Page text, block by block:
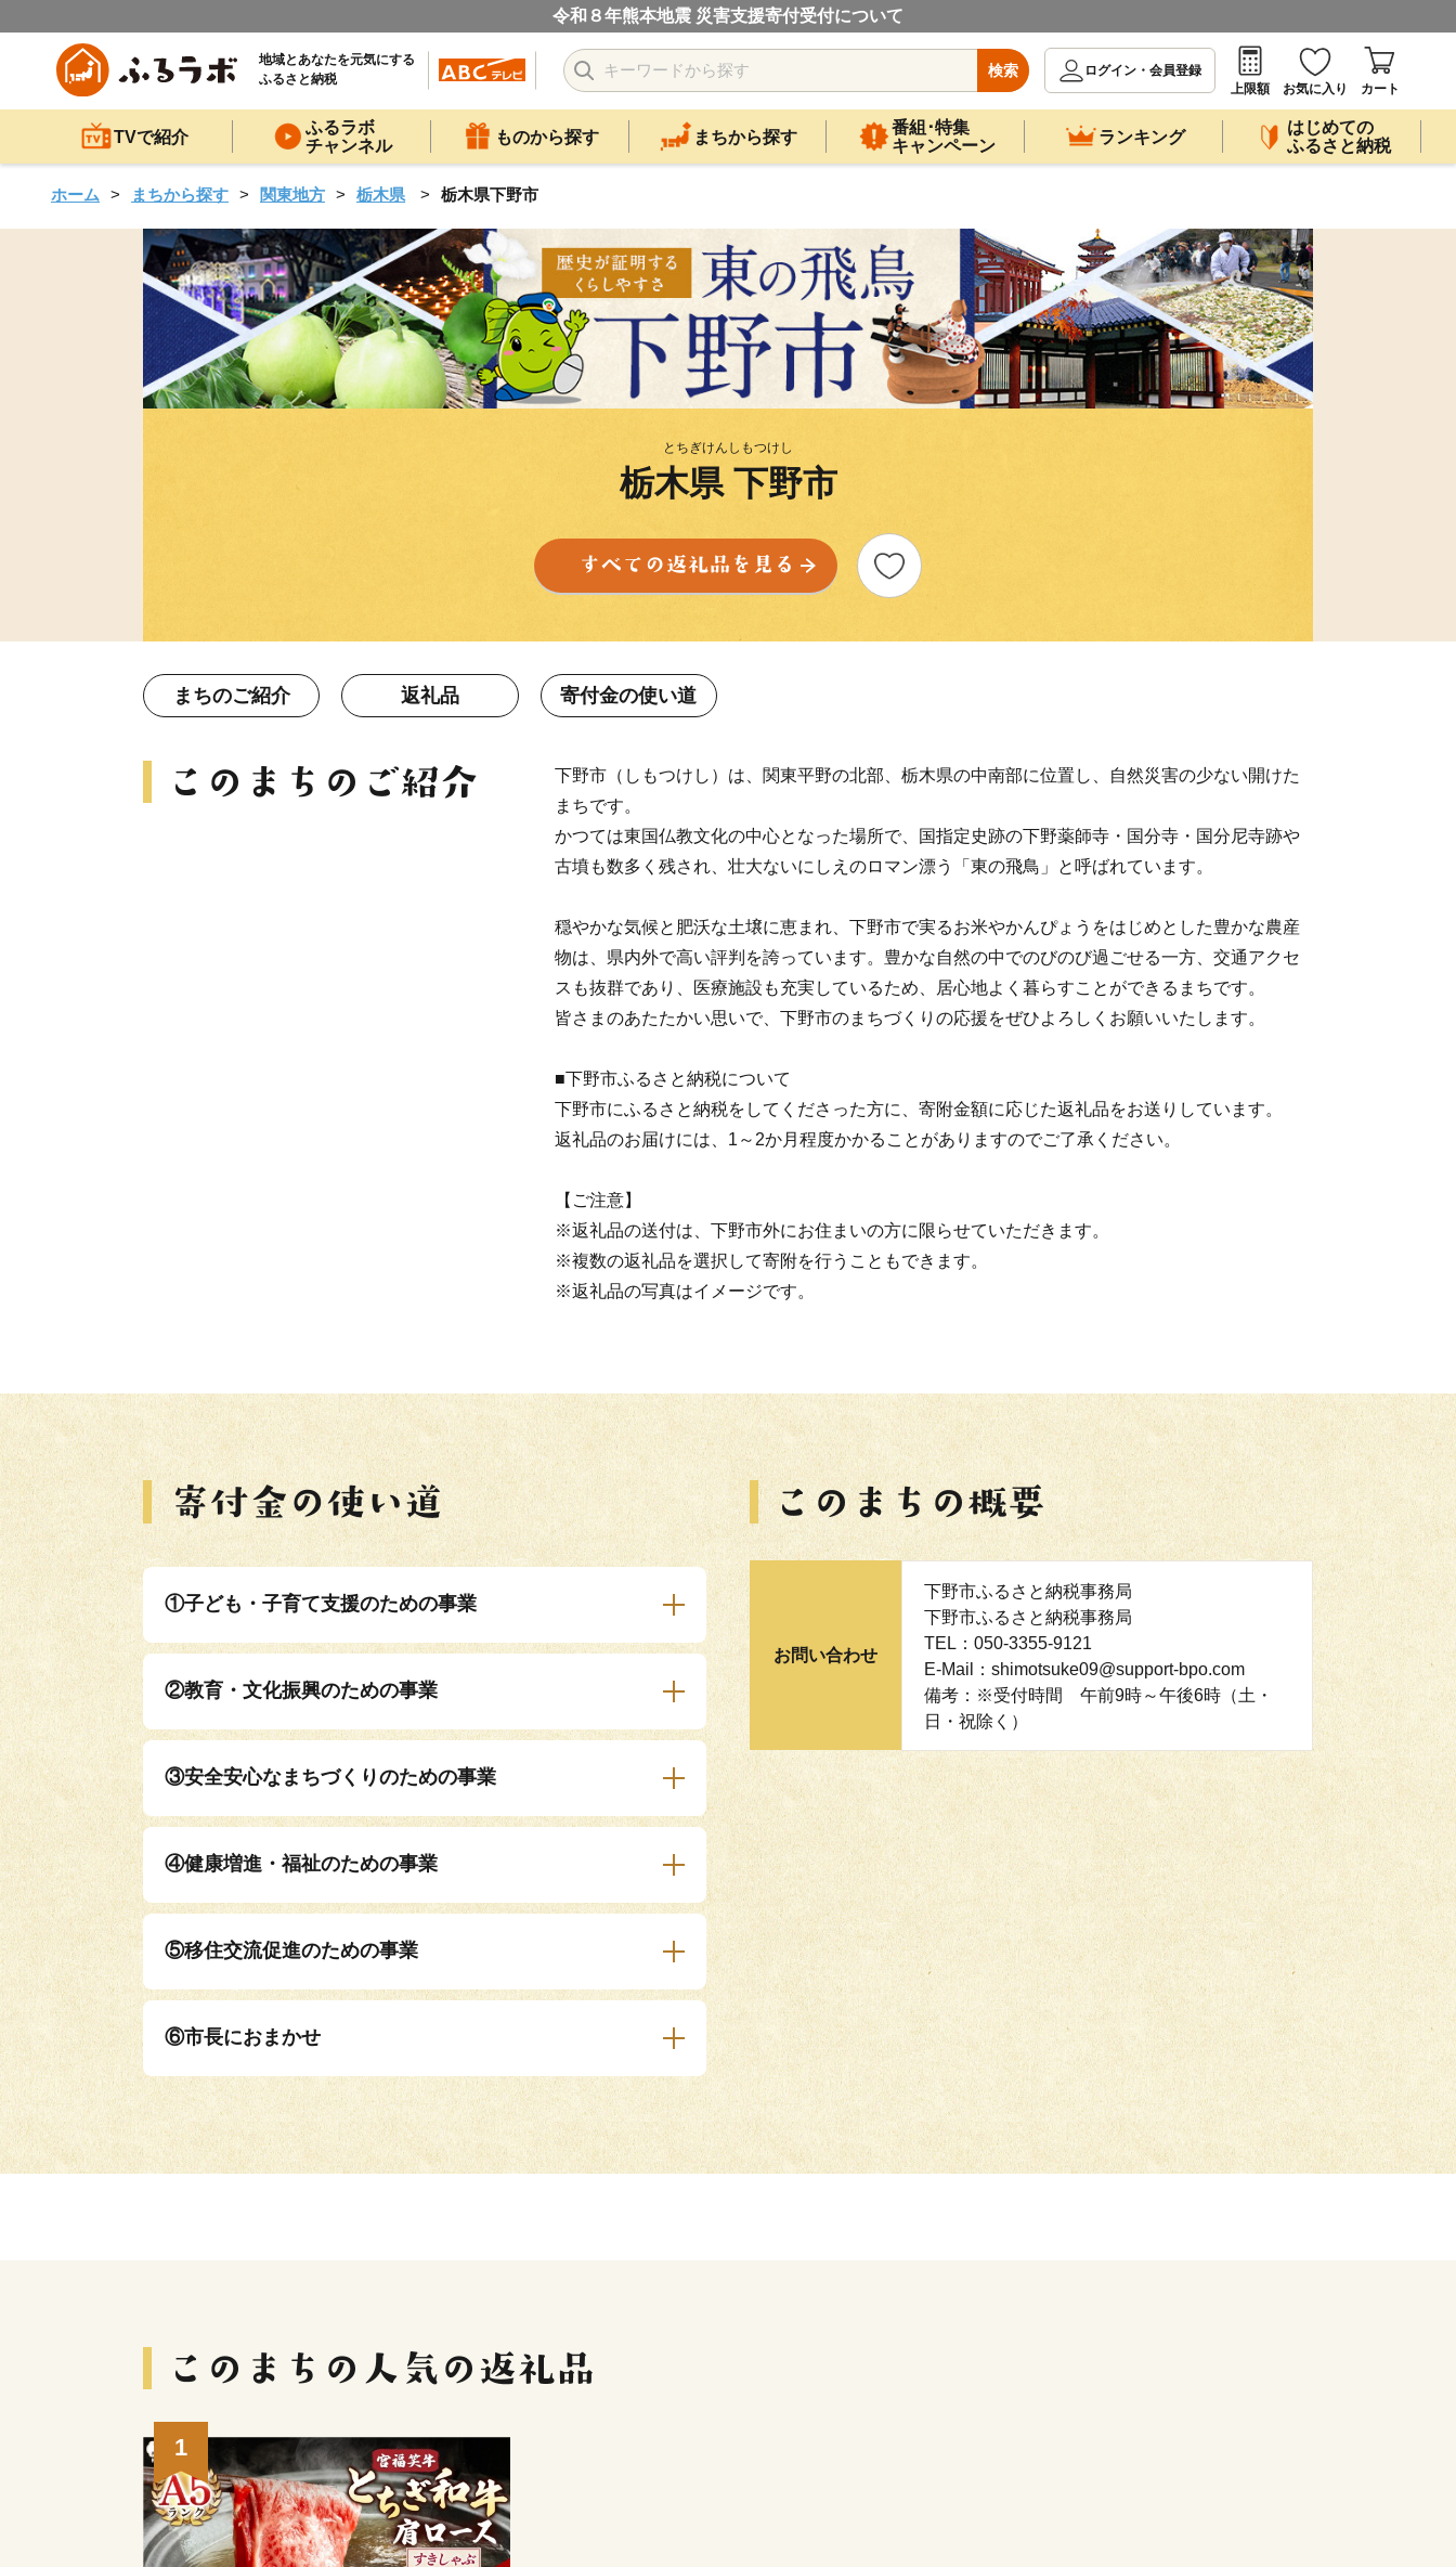
令和８年熊本地震 災害支援寄付受付について
地域とあなたを元気にする
ふるさと納税
検索
ログイン・会員登録
上限額
お気に入り カート
TVで紹介
ふるラボ
チャンネル
ものから探す まちから探す
番組･特集
キャンペーン
ランキング
はじめての
ふるさと納税
ホーム まちから探す 関東地方 栃木県 栃木県下野市
とちぎけんしもつけし
栃木県 下野市
まちのご紹介 返礼品 寄付金の使い道
下野市（しもつけし）は、関東平野の北部、栃木県の中南部に位置し、自然災害の少ない開けた
まちです。
かつては東国仏教文化の中心となった場所で、国指定史跡の下野薬師寺・国分寺・国分尼寺跡や
古墳も数多く残され、壮大ないにしえのロマン漂う「東の飛鳥」と呼ばれています。
穏やかな気候と肥沃な土壌に恵まれ、下野市で実るお米やかんぴょうをはじめとした豊かな農産
物は、県内外で高い評判を誇っています。豊かな自然の中でのびのび過ごせる一方、交通アクセ
スも抜群であり、医療施設も充実しているため、居心地よく暮らすことができるまちです。
皆さまのあたたかい思いで、下野市のまちづくりの応援をぜひよろしくお願いいたします。
■下野市ふるさと納税について
下野市にふるさと納税をしてくださった方に、寄附金額に応じた返礼品をお送りしています。
返礼品のお届けには、1～2か月程度かかることがありますのでご了承ください。
【ご注意】
※返礼品の送付は、下野市外にお住まいの方に限らせていただきます。
※複数の返礼品を選択して寄附を行うこともできます。
※返礼品の写真はイメージです。
①子ども・子育て支援のための事業
②教育・文化振興のための事業
③安全安心なまちづくりのための事業
④健康増進・福祉のための事業
⑤移住交流促進のための事業
⑥市長におまかせ
お問い合わせ
下野市ふるさと納税事務局
下野市ふるさと納税事務局
TEL：050-3355-9121
E-Mail：shimotsuke09@support-bpo.com
備考：※受付時間 午前9時～午後6時（土・
日・祝除く）
1